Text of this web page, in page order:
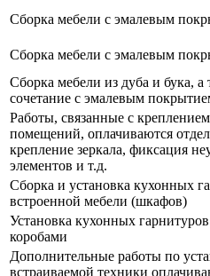
Сборка мебели с эмалевым
Сборка мебели с эмалевым
Сборка мебели из дуба и бука, а
сочетание с эмалевым
Работы, связанные с
помещений, оплачиваются
крепление зеркала, фиксация
элементов и т.д.
Сборка и установка кухонных
встроенной мебели (шкафов)
Установка кухонных
коробами
Дополнительные работы по
встраиваемой техники